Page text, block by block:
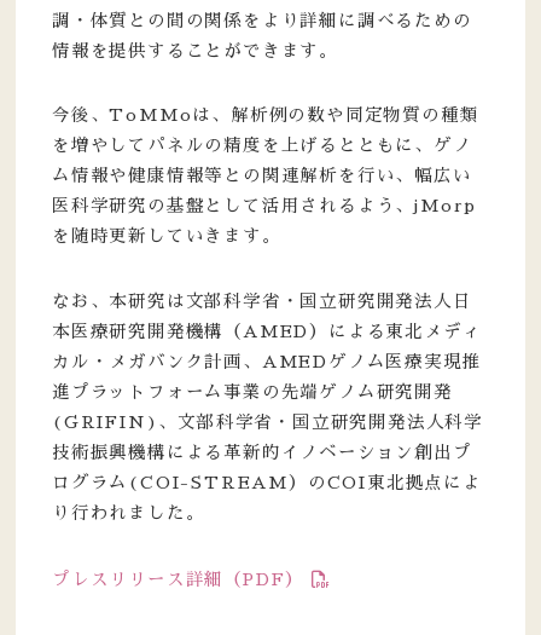
調・体質との間の関係をより詳細に調べるための
情報を提供することができます。
今後、ToMMoは、解析例の数や同定物質の種類
を増やしてパネルの精度を上げるとともに、ゲノ
ム情報や健康情報等との関連解析を行い、幅広い
医科学研究の基盤として活用されるよう、jMorp
を随時更新していきます。
なお、本研究は文部科学省・国立研究開発法人日
本医療研究開発機構（AMED）による東北メディ
カル・メガバンク計画、AMEDゲノム医療実現推
進プラットフォーム事業の先端ゲノム研究開発
(GRIFIN)、文部科学省・国立研究開発法人科学
技術振興機構による革新的イノベーション創出プ
ログラム(COI-STREAM）のCOI東北拠点によ
り行われました。
プレスリリース詳細（PDF）